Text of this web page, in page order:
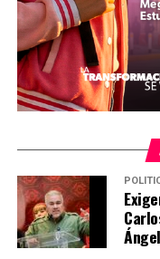
MiZitácuaro.
Comparte